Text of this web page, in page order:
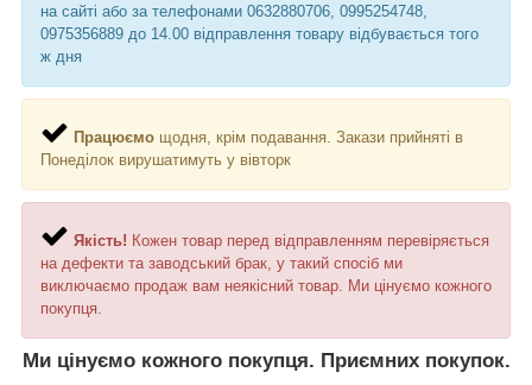
на сайті або за телефонами 0632880706, 0995254748,
0975356889 до 14.00 відправлення товару відбувається того
ж дня
Працюємо щодня, крім подавання. Закази прийняті в
Понеділок вирушатимуть у вівторк
Якість! Кожен товар перед відправленням перевіряється
на дефекти та заводський брак, у такий спосіб ми
виключаємо продаж вам неякісний товар. Ми цінуємо кожного
покупця.
Ми цінуємо кожного покупця. Приємних покупок.